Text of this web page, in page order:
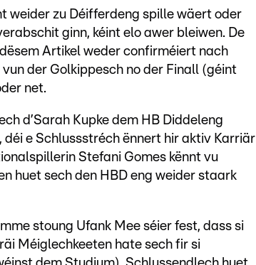
weider zu Déifferdeng spille wäert oder
ginn, kéint elo awer bleiwen. De
Artikel weder confirméiert nach
der Golkippesch no der Finall (géint
net.
d’Sarah Kupke dem HB Diddeleng
e Schlussstréch ënnert hir aktiv Karriär
Stefani Gomes kënnt vu
huet sech den HBD eng weider staark
stoung Ufank Mee séier fest, dass si
Méiglechkeeten hate sech fir si